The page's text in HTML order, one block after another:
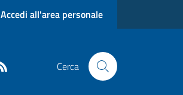
Accedi all'area personale
Cerca